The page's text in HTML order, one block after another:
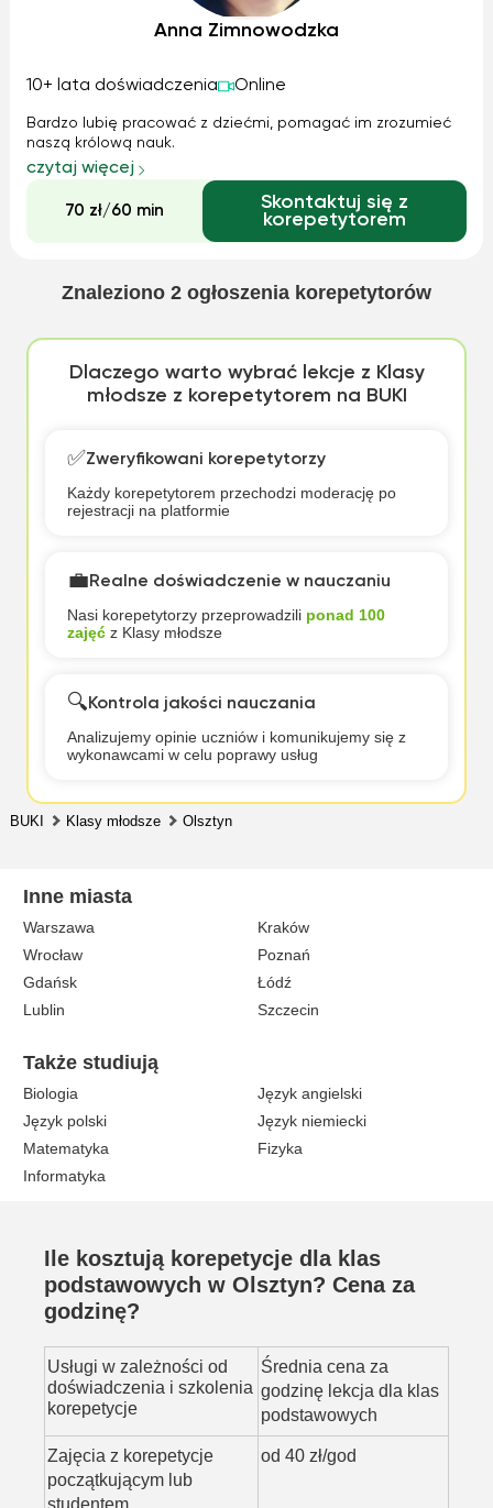
Anna Zimnowodzka
10+ lata doświadczenia Online
Bardzo lubię pracować z dziećmi, pomagać im zrozumieć
naszą królową nauk.
czytaj więcej
70 zł/60 min
Skontaktuj się z
korepetytorem
Znaleziono 2 ogłoszenia korepetytorów
Dlaczego warto wybrać lekcje z Klasy
młodsze z korepetytorem na BUKI
✅Zweryfikowani korepetytorzy
Każdy korepetytorem przechodzi moderację po
rejestracji na platformie
💼Realne doświadczenie w nauczaniu
Nasi korepetytorzy przeprowadzili ponad 100
zajęćz Klasy młodsze
🔍Kontrola jakości nauczania
Analizujemy opinie uczniów i komunikujemy się z
wykonawcami w celu poprawy usług
BUKI Klasy młodsze Olsztyn
Inne miasta
Warszawa
Kraków
Wrocław
Poznań
Gdańsk
Łódź
Lublin
Szczecin
Także studiują
Biologia
Język angielski
Język polski
Język niemiecki
Matematyka
Fizyka
Informatyka
Ile kosztują korepetycje dla klas
podstawowych w Olsztyn? Cena za
godzinę?
Usługi w zależności od
doświadczenia i szkolenia
korepetycje
Średnia cena za
godzinę lekcja dla klas
podstawowych
Zajęcia z korepetycje
początkującym lub
studentem
od 40 zł/god